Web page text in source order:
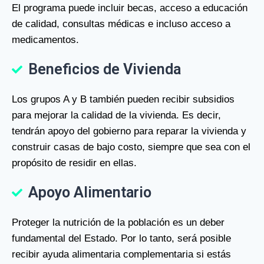
El programa puede incluir becas, acceso a educación
de calidad, consultas médicas e incluso acceso a
medicamentos.
Beneficios de Vivienda
Los grupos A y B también pueden recibir subsidios
para mejorar la calidad de la vivienda. Es decir,
tendrán apoyo del gobierno para reparar la vivienda y
construir casas de bajo costo, siempre que sea con el
propósito de residir en ellas.
Apoyo Alimentario
Proteger la nutrición de la población es un deber
fundamental del Estado. Por lo tanto, será posible
recibir ayuda alimentaria complementaria si estás